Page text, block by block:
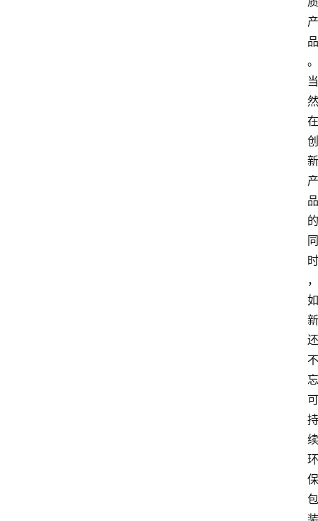
产
品
。
当
然
在
创
新
产
品
的
同
时
，
如
新
还
不
忘
可
持
续
环
保
包